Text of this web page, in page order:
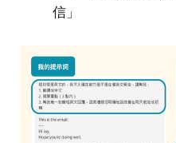
信」